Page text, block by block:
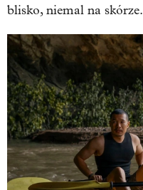
blisko, niemal na skórze.